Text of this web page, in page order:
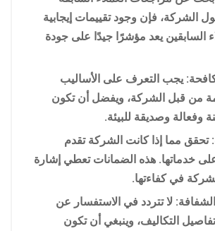
الشركة، فإن وجود تقييمات إيجابية
السابقين يعد مؤشرًا جيدًا على جودة
يجب التعرف على الأساليب
من قبل الشركة، ويفضل أن تكون
وفعالة وصديقة للبيئة.
تحقق مما إذا كانت الشركة تقدم
خدماتها. هذه الضمانات تعطي إشارة
في كفاءتها.
الشفافة: لا تتردد في الاستفسار عن
التكاليف، وينبغي أن تكون